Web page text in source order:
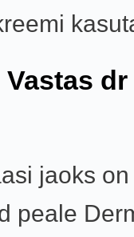
Vastas
jaoks
peale